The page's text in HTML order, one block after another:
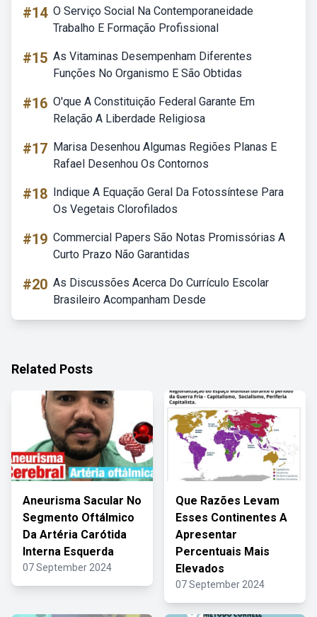
#14 O Serviço Social Na Contemporaneidade
Trabalho E Formação Profissional
#15 As Vitaminas Desempenham Diferentes
Funções No Organismo E São Obtidas
#16 O'que A Constituição Federal Garante Em
Relação A Liberdade Religiosa
#17 Marisa Desenhou Algumas Regiões Planas E
Rafael Desenhou Os Contornos
#18 Indique A Equação Geral Da Fotossíntese Para
Os Vegetais Clorofilados
#19 Commercial Papers São Notas Promissórias A
Curto Prazo Não Garantidas
#20 As Discussões Acerca Do Currículo Escolar
Brasileiro Acompanham Desde
Related Posts
Aneurisma Sacular No
Segmento Oftálmico
Da Artéria Carótida
Interna Esquerda
07 September 2024
Que Razões Levam
Esses Continentes A
Apresentar
Percentuais Mais
Elevados
07 September 2024